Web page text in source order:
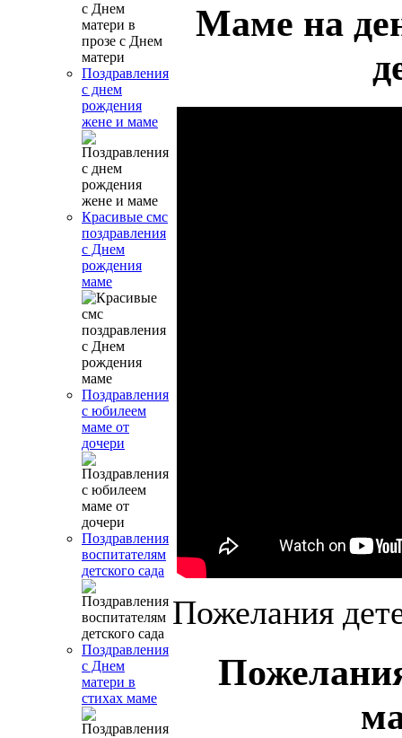
Поздравления
с днем
рождения
жене и маме
Красивые смс
поздравления
с Днем
рождения
маме
Поздравления
с юбилеем
маме от
дочери
Поздравления
воспитателям
детского сада
Поздравления
с Днем
матери в
стихах маме
Маме на
Пожелания